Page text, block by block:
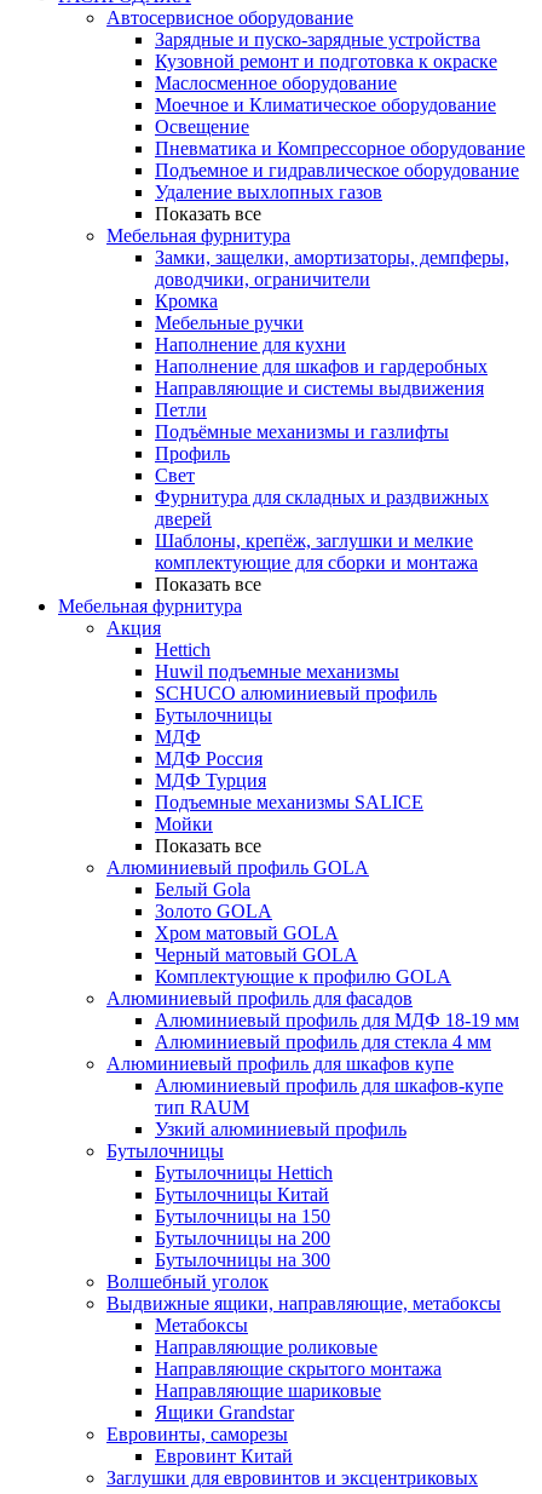
Автосервисное оборудование
Зарядные и пуско-зарядные устройства
Кузовной ремонт и подготовка к окраске
Маслосменное оборудование
Моечное и Климатическое оборудование
Освещение
Пневматика и Компрессорное оборудование
Подъемное и гидравлическое оборудование
Удаление выхлопных газов
Показать все
Мебельная фурнитура
Замки, защелки, амортизаторы, демпферы,
доводчики, ограничители
Кромка
Мебельные ручки
Наполнение для кухни
Наполнение для шкафов и гардеробных
Направляющие и системы выдвижения
Петли
Подъёмные механизмы и газлифты
Профиль
Свет
Фурнитура для складных и раздвижных
дверей
Шаблоны, крепёж, заглушки и мелкие
комплектующие для сборки и монтажа
Показать все
Мебельная фурнитура
Акция
Hettich
Huwil подъемные механизмы
SCHUCO алюминиевый профиль
Бутылочницы
МДФ
МДФ Россия
МДФ Турция
Подъемные механизмы SALICE
Мойки
Показать все
Алюминиевый профиль GOLA
Белый Gola
Золото GOLA
Хром матовый GOLA
Черный матовый GOLA
Комплектующие к профилю GOLA
Алюминиевый профиль для фасадов
Алюминиевый профиль для МДФ 18-19 мм
Алюминиевый профиль для стекла 4 мм
Алюминиевый профиль для шкафов купе
Алюминиевый профиль для шкафов-купе
тип RAUM
Узкий алюминиевый профиль
Бутылочницы
Бутылочницы Hettich
Бутылочницы Китай
Бутылочницы на 150
Бутылочницы на 200
Бутылочницы на 300
Волшебный уголок
Выдвижные ящики, направляющие, метабоксы
Метабоксы
Направляющие роликовые
Направляющие скрытого монтажа
Направляющие шариковые
Ящики Grandstar
Евровинты, саморезы
Евровинт Китай
Заглушки для евровинтов и эксцентриковых